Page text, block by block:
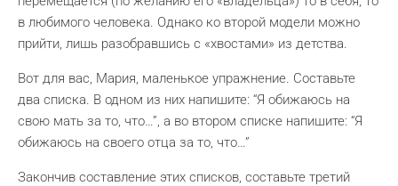
в любимого человека. Однако ко второй модели можно
прийти, лишь разобравшись с «хвостами» из детства.
Вот для вас, Мария, маленькое упражнение. Составьте
два списка. В одном из них напишите: “Я обижаюсь на
свою мать за то, что…”, а во втором списке напишите: “Я
обижаюсь на своего отца за то, что…”
Закончив составление этих списков, составьте третий